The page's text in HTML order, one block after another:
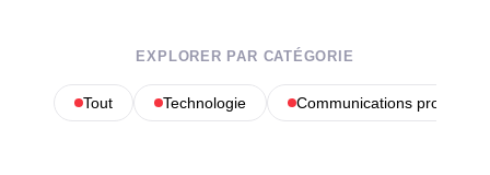
EXPLORER PAR CATÉGORIE
Tout Technologie Communications